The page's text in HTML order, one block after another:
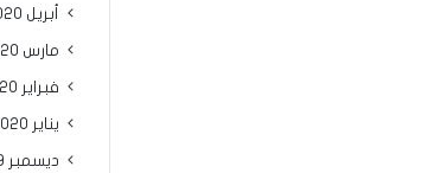
أبريل 2020
مارس 2020
فبراير 2020
يناير 2020
ديسمبر 2019